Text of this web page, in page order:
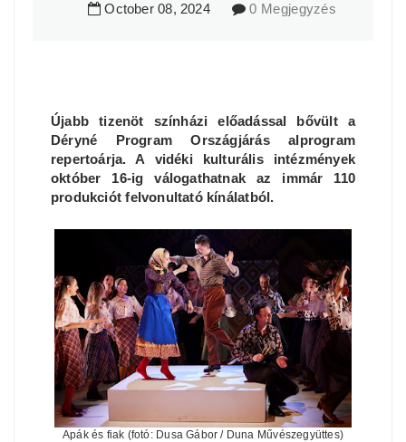
October 08, 2024 0 Megjegyzés
Újabb tizenöt színházi előadással bővült a
Déryné Program Országjárás alprogram
repertoárja. A vidéki kulturális intézmények
október 16-ig válogathatnak az immár 110
produkciót felvonultató kínálatból.
Apák és fiak (fotó: Dusa Gábor / Duna Művészegyüttes)